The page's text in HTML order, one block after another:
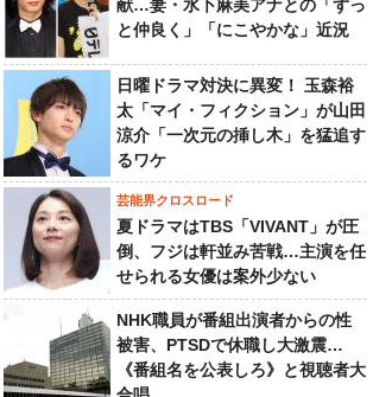
献…妻・水卜麻美アナとの「ずっ
と仲良く」「にこやかな」近況
日曜ドラマ対決に異変！ 玉森裕
太「マイ・フィクション」が山田
涼介「一次元の挿し木」を猛追す
るワケ
芸能界クロスロード
夏ドラマはTBS「VIVANT」が圧
倒、フジは軒並み苦戦…主演を任
せられる女優は案外少ない
NHK職員が番組出演者からの性
被害、PTSDで休職し大激震…
《番組名を公表しろ》と視聴者大